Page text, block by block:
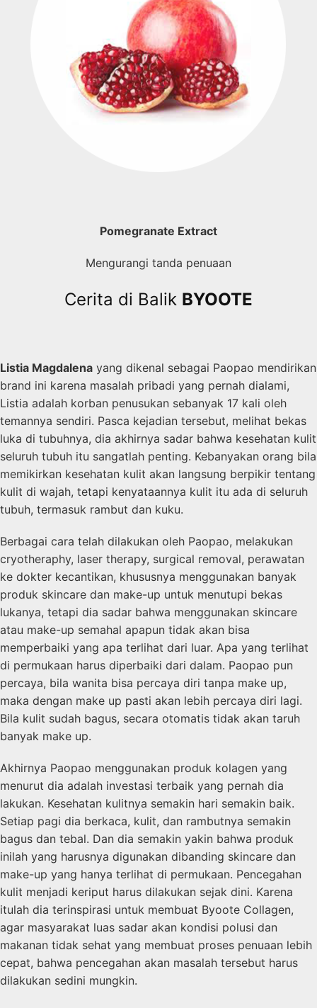
Pomegranate Extract
Mengurangi tanda penuaan
Cerita di Balik BYOOTE
Listia Magdalena yang dikenal sebagai Paopao mendirikan
brand ini karena masalah pribadi yang pernah dialami,
Listia adalah korban penusukan sebanyak 17 kali oleh
temannya sendiri. Pasca kejadian tersebut, melihat bekas
luka di tubuhnya, dia akhirnya sadar bahwa kesehatan kulit
seluruh tubuh itu sangatlah penting. Kebanyakan orang bila
memikirkan kesehatan kulit akan langsung berpikir tentang
kulit di wajah, tetapi kenyataannya kulit itu ada di seluruh
tubuh, termasuk rambut dan kuku.
Berbagai cara telah dilakukan oleh Paopao, melakukan
cryotheraphy, laser therapy, surgical removal, perawatan
ke dokter kecantikan, khususnya menggunakan banyak
produk skincare dan make-up untuk menutupi bekas
lukanya, tetapi dia sadar bahwa menggunakan skincare
atau make-up semahal apapun tidak akan bisa
memperbaiki yang apa terlihat dari luar. Apa yang terlihat
di permukaan harus diperbaiki dari dalam. Paopao pun
percaya, bila wanita bisa percaya diri tanpa make up,
maka dengan make up pasti akan lebih percaya diri lagi.
Bila kulit sudah bagus, secara otomatis tidak akan taruh
banyak make up.
Akhirnya Paopao menggunakan produk kolagen yang
menurut dia adalah investasi terbaik yang pernah dia
lakukan. Kesehatan kulitnya semakin hari semakin baik.
Setiap pagi dia berkaca, kulit, dan rambutnya semakin
bagus dan tebal. Dan dia semakin yakin bahwa produk
inilah yang harusnya digunakan dibanding skincare dan
make-up yang hanya terlihat di permukaan. Pencegahan
kulit menjadi keriput harus dilakukan sejak dini. Karena
itulah dia terinspirasi untuk membuat Byoote Collagen,
agar masyarakat luas sadar akan kondisi polusi dan
makanan tidak sehat yang membuat proses penuaan lebih
cepat, bahwa pencegahan akan masalah tersebut harus
dilakukan sedini mungkin.